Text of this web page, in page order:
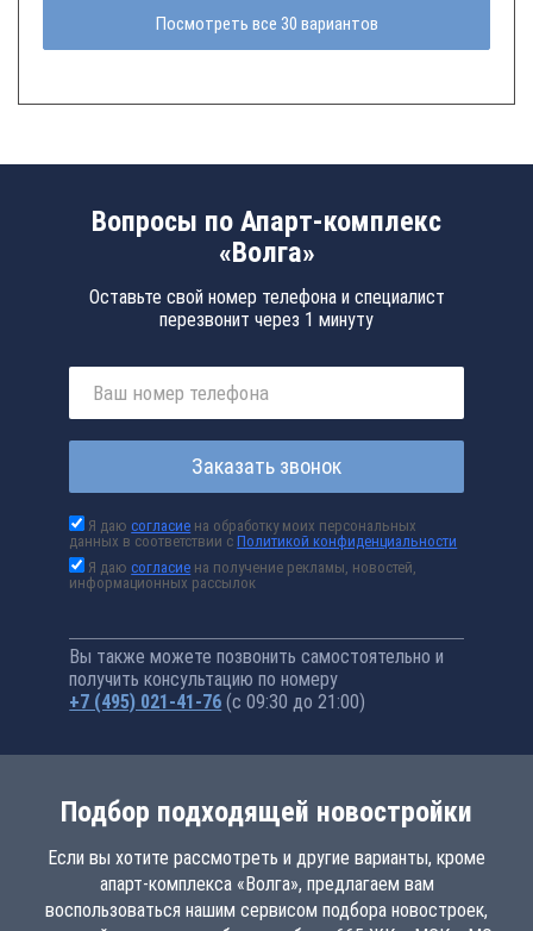
Посмотреть все 30 вариантов
Вопросы по Апарт-комплекс
«Волга»
Оставьте свой номер телефона и специалист
перезвонит через 1 минуту
Заказать звонок
Я даюсогласие на обработку моих персональных
данных в соответствии сПолитикой конфиденциальности
Я даюсогласие на получение рекламы, новостей,
информационных рассылок
Вы также можете позвонить самостоятельно и
получить консультацию по номеру
+7 (495) 021-41-76 (с 09:30 до 21:00)
Подбор подходящей новостройки
Если вы хотите рассмотреть и другие варианты, кроме
апарт-комплекса «Волга», предлагаем вам
воспользоваться нашим сервисом подбора новостроек,